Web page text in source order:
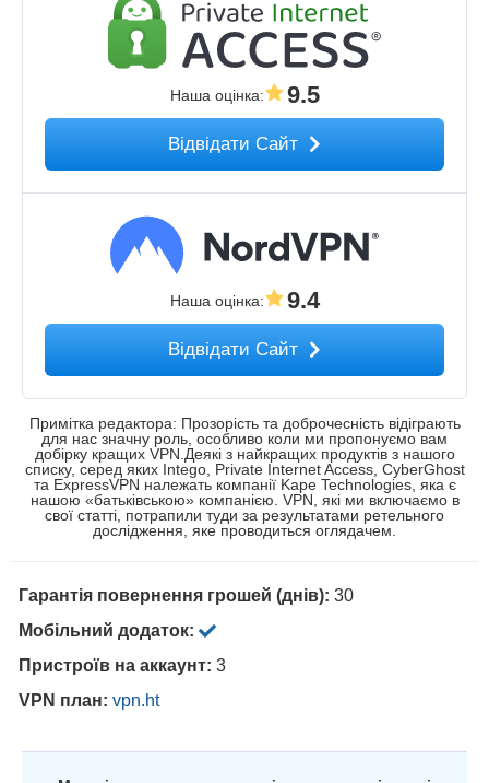
Наша оцінка: 9.5
Відвідати Сайт
Наша оцінка: 9.4
Відвідати Сайт
Примітка редактора: Прозорість та доброчесність відіграють
для нас значну роль, особливо коли ми пропонуємо вам
добірку кращих VPN.Деякі з найкращих продуктів з нашого
списку, серед яких Intego, Private Internet Access, CyberGhost
та ExpressVPN належать компанії Kape Technologies, яка є
нашою «батьківською» компанією. VPN, які ми включаємо в
свої статті, потрапили туди за результатами ретельного
дослідження, яке проводиться оглядачем.
Гарантія повернення грошей (днів): 30
Мобільний додаток:
Пристроїв на аккаунт: 3
VPN план: vpn.ht